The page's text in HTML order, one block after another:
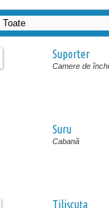
Suporter
Camere de
Suru
Cabană
Tilișcuța